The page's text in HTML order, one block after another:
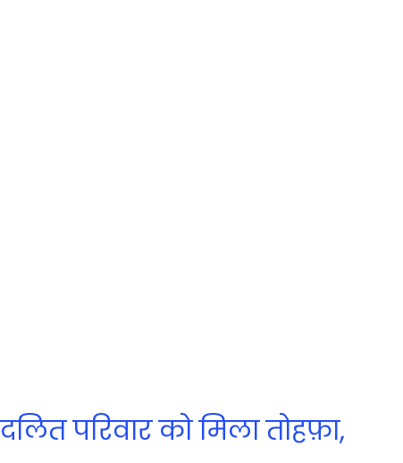
परिवार को मिला तोहफ़ा,